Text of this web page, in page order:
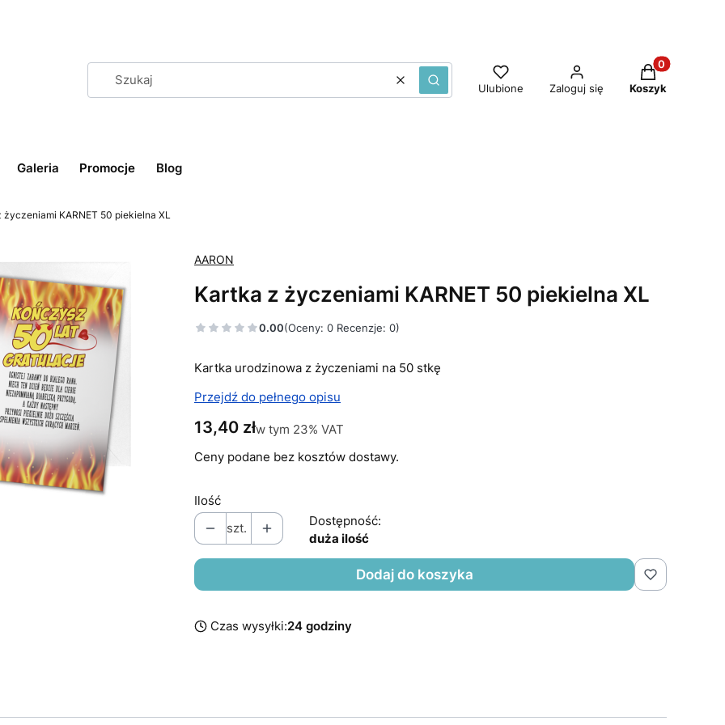
WyczyśćSzukaj Ulubione Zaloguj się
Produkty w
Koszyk
Galeria Promocje Blog
życzeniami KARNET 50 piekielna XL
AARON
Kartka z życzeniami KARNET 50 piekielna XL
0.00(Oceny: 0 Recenzje: 0)
Kartka urodzinowa z życzeniami na 50 stkę
Przejdź do pełnego opisu
Cena
13,40 złw tym 23% VAT
w tym 23% VAT
Ceny podane bez kosztów dostawy.
Ilość
szt.
Dostępność:
duża ilość
Dodaj do koszyka
Czas wysyłki:24 godziny